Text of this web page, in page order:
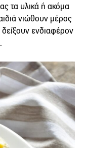
τα υλικά ή ακόμα
νιώθουν μέρος
δείξουν ενδιαφέρον